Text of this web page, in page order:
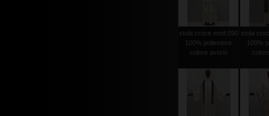
stola croce mod.090
100% poliestere
colore avorio
stola
100%